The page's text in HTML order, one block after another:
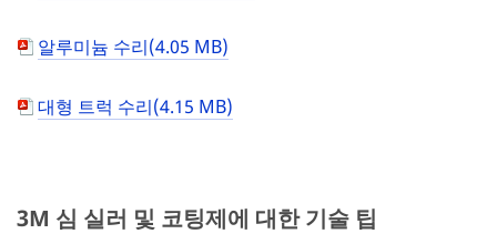
알루미늄 수리(4.05 MB)
대형 트럭 수리(4.15 MB)
3M 심 실러 및 코팅제에 대한 기술 팁